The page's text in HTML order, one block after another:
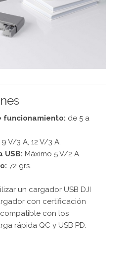
funcionamiento: de 5 a
V/3 A, 12 V/3 A.
USB: Máximo 5 V/2 A.
72 grs.
un cargador USB DJI
con certificación
con los
rápida QC y USB PD.